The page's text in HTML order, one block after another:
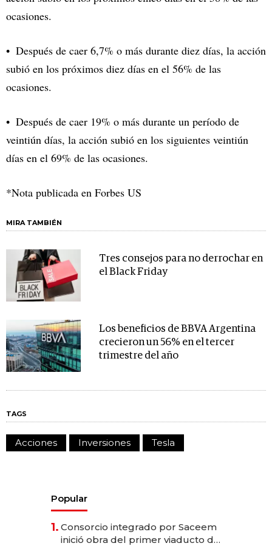
ocasiones.
Después de caer 6,7% o más durante diez días, la acción
subió en los próximos diez días en el 56% de las
ocasiones.
Después de caer 19% o más durante un período de
veintiún días, la acción subió en los siguientes veintiún
días en el 69% de las ocasiones.
*Nota publicada en Forbes US
MIRA TAMBIÉN
Tres consejos para no derrochar en
el Black Friday
Los beneficios de BBVA Argentina
crecieron un 56% en el tercer
trimestre del año
TAGS
Acciones Inversiones Tesla
Popular
1. Consorcio integrado por Saceem
inició obra del primer viaducto de